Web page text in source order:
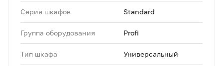
Серия шкафов Standard
Группа оборудования Profi
Тип шкафа Универсальный